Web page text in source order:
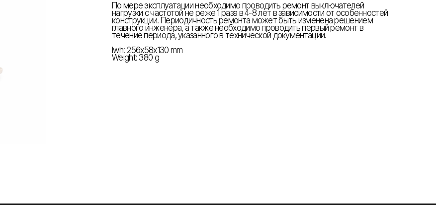
По мере эксплуатации необходимо проводить ремонт выключателей
нагрузки с частотой не реже 1 раза в 4-8 лет в зависимости от особенностей
конструкции. Периодичность ремонта может быть изменена решением
главного инженера, а также необходимо проводить первый ремонт в
течение периода, указанного в технической документации.
lwh: 256x58x130 mm
Weight: 380 g